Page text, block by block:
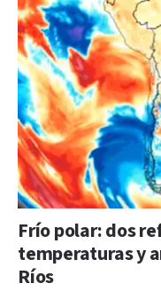
Frío polar: dos
temperaturas y
Ríos